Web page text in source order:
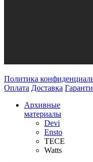
Политика
Оплата Доставка
Архивные
материалы
Devi
Ensto
TECE
Watts